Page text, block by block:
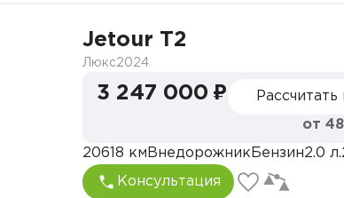
Jetour T2
Люкс2024
3 247 000 ₽
от
20618 км Внедорожник Бензин2.0 л.
Консультация